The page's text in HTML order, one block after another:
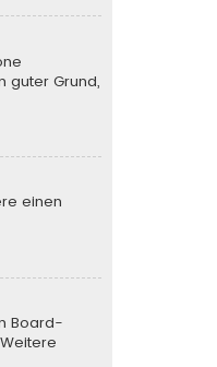
guter Grund,
einen
Board-